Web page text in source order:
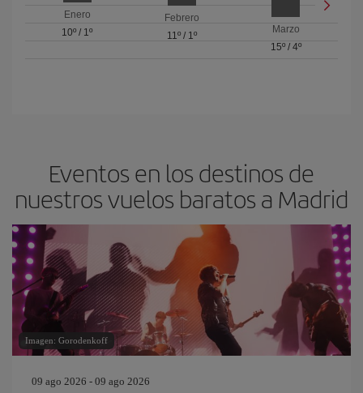
Enero
10º / 1º
Febrero
11º/ 1º
Marzo
15º/ 4º
Eventos en los destinos de
nuestros vuelos baratos a Madrid
Imagen: Gorodenkoff
09 ago 2026 - 09 ago 2026